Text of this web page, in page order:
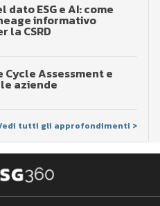
dato ESG e AI: come
informativo
la CSRD
Cycle Assessment e
aziende
tutti gli approfondimenti >